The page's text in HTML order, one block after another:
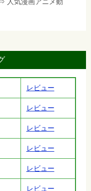
レビュー
レビュー
レビュー
レビュー
レビュー
レビュー